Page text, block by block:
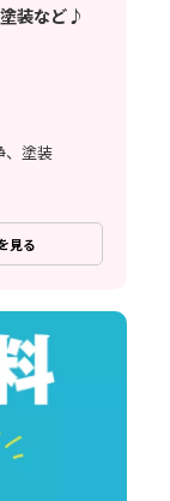
装など♪
、塗装
見る